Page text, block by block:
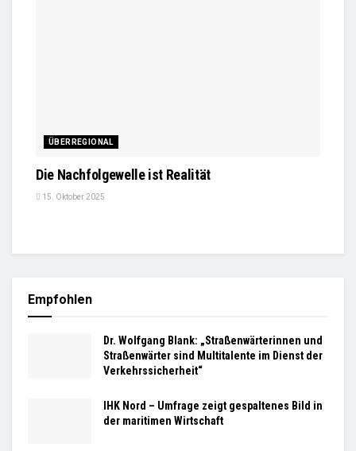
ÜBERREGIONAL
Die Nachfolgewelle ist Realität
15. Oktober 2025
Empfohlen
Dr. Wolfgang Blank: „Straßenwärterinnen und
Straßenwärter sind Multitalente im Dienst der
Verkehrssicherheit“
IHK Nord – Umfrage zeigt gespaltenes Bild in
der maritimen Wirtschaft